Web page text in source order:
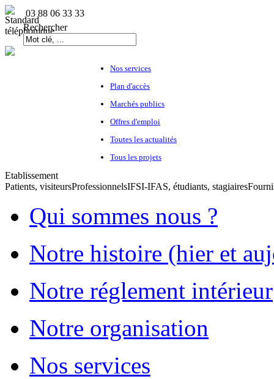
03 88 06 33 33
Rechercher
Nos services
Plan d'accès
Marchés publics
Offres d'emploi
Toutes les actualités
Tous les projets
Etablissement
Patients, visiteursProfessionnelsIFSI-IFAS, étudiants, stagiaires
Qui sommes nous ?
Notre histoire (hier et
Notre réglement intérieur
Notre organisation
Nos services